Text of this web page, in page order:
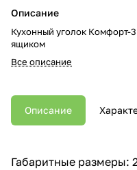
Описание
Кухонный уголок Комфорт-
ящиком
Все описание
Описание
Габаритные размеры: